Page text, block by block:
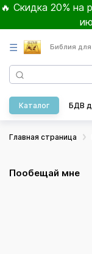
🔥 Скидка 20%
☰ Библия
Каталог БДВ
Главная страница
Пообещай мне